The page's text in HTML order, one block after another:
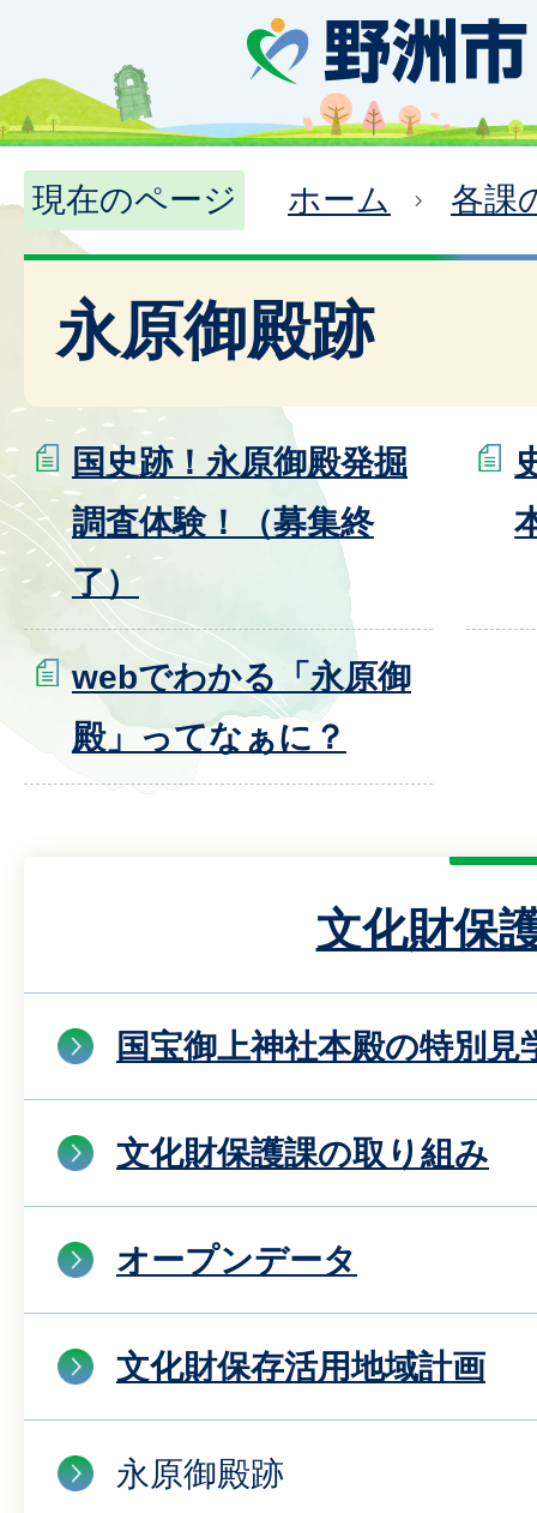
現在のページ ホーム 各課
永原御殿跡
国史跡！永原御殿発掘
調査体験！（募集終
了）
webでわかる「永原御
殿」ってなぁに？
文化財保
国宝御上神社本殿の特別見
文化財保護課の取り組み
オープンデータ
文化財保存活用地域計画
永原御殿跡